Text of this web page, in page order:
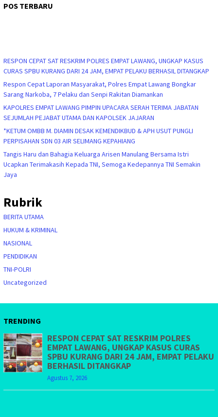
POS TERBARU
RESPON CEPAT SAT RESKRIM POLRES EMPAT LAWANG, UNGKAP KASUS
CURAS SPBU KURANG DARI 24 JAM, EMPAT PELAKU BERHASIL DITANGKAP
Respon Cepat Laporan Masyarakat, Polres Empat Lawang Bongkar
Sarang Narkoba, 7 Pelaku dan Senpi Rakitan Diamankan
KAPOLRES EMPAT LAWANG PIMPIN UPACARA SERAH TERIMA JABATAN
SEJUMLAH PEJABAT UTAMA DAN KAPOLSEK JAJARAN
*KETUM OMBB M. DIAMIN DESAK KEMENDIKBUD & APH USUT PUNGLI
PERPISAHAN SDN 03 AIR SELIMANG KEPAHIANG
Tangis Haru dan Bahagia Keluarga Arisen Manulang Bersama Istri
Ucapkan Terimakasih Kepada TNI, Semoga Kedepannya TNI Semakin
Jaya
Rubrik
BERITA UTAMA
HUKUM & KRIMINAL
NASIONAL
PENDIDIKAN
TNI-POLRI
Uncategorized
TRENDING
RESPON CEPAT SAT RESKRIM POLRES
EMPAT LAWANG, UNGKAP KASUS CURAS
SPBU KURANG DARI 24 JAM, EMPAT PELAKU
BERHASIL DITANGKAP
Agustus 7, 2026